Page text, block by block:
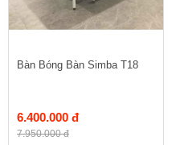
Bàn Bóng Bàn Simba T18
6.400.000 đ
7.950.000 đ